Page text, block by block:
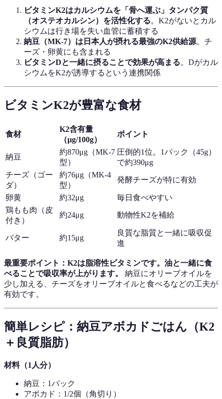
ビタミンK2はカルシウムを「骨へ運ぶ」タンパク質
（オステオカルシン）を活性化する。K2がないとカル
シウムは行き場を失い血管に蓄積する
納豆（MK-7）は日本人が摂れる最強のK2供給源。チ
ーズ・卵黄にも含まれる
ビタミンDと一緒に摂ることで効果が高まる。Dがカル
シウムをK2が誘導するという連携関係
ビタミンK2が豊富な食材
食材
K2含有量
（μg/100g）
ポイント
納豆
約870μg（MK-7
型）
圧倒的1位。1パック（45g）
で約390μg
チーズ（ゴー
ダ）
約76μg（MK-4
型）
発酵チーズが特に有効
卵黄 約32μg
毎日食べやすい
鶏もも肉（皮
付き）
約24μg 動物性K2を補給
バター 約15μg
良質な脂質と一緒に吸収促
進
最重要ポイント：K2は脂溶性ビタミンです。油と一緒に食
べることで吸収率が上がります。
納豆にオリーブオイルを
少し加える、チーズをオリーブオイルと食べるなどの工夫が
有効です。
簡単レシピ：納豆アボカドごはん（K2
＋良質脂肪）
材料（1人分）
納豆：1パック
アボカド：1/2個（角切り）